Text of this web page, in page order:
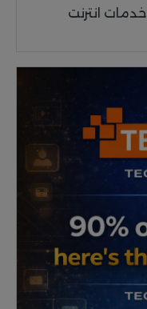
خدمات انترنت